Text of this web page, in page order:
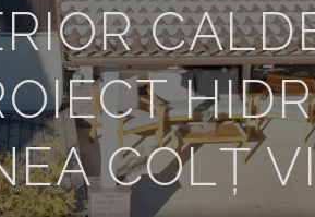
COLȚ